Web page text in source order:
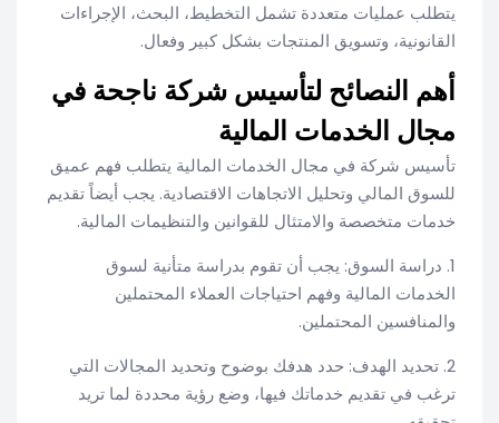
يتطلب عمليات متعددة تشمل التخطيط، البحث، الإجراءات
القانونية، وتسويق المنتجات بشكل كبير وفعال.
أهم النصائح لتأسيس شركة ناجحة في
مجال الخدمات المالية
تأسيس شركة في مجال الخدمات المالية يتطلب فهم عميق
للسوق المالي وتحليل الاتجاهات الاقتصادية. يجب أيضاً تقديم
خدمات متخصصة والامتثال للقوانين والتنظيمات المالية.
1. دراسة السوق: يجب أن تقوم بدراسة متأنية لسوق
الخدمات المالية وفهم احتياجات العملاء المحتملين
والمنافسين المحتملين.
2. تحديد الهدف: حدد هدفك بوضوح وتحديد المجالات التي
ترغب في تقديم خدماتك فيها، وضع رؤية محددة لما تريد